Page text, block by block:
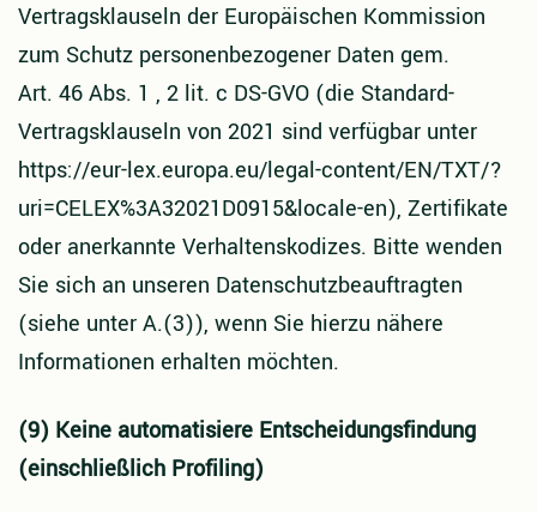
Vertragsklauseln der Europäischen Kommission
zum Schutz personenbezogener Daten gem.
Art. 46 Abs. 1 , 2 lit. c DS-GVO (die Standard-
Vertragsklauseln von 2021 sind verfügbar unter
https://eur-lex.europa.eu/legal-content/EN/TXT/?
uri=CELEX%3A32021D0915&locale-en), Zertifikate
oder anerkannte Verhaltenskodizes. Bitte wenden
Sie sich an unseren Datenschutzbeauftragten
(siehe unter A.(3)), wenn Sie hierzu nähere
Informationen erhalten möchten.
(9) Keine automatisiere Entscheidungsfindung
(einschließlich Profiling)